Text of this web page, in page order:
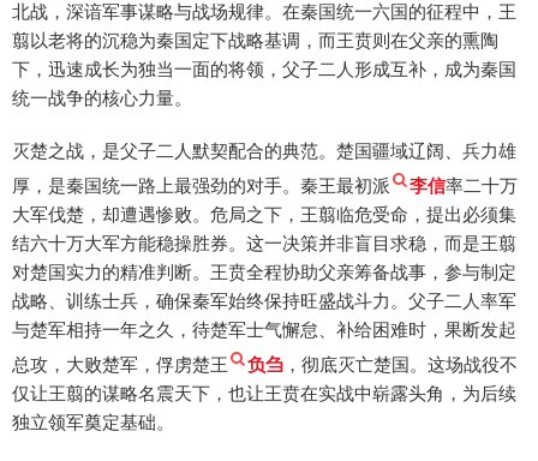
北战，深谙军事谋略与战场规律。在秦国统一六国的征程中，王
翦以老将的沉稳为秦国定下战略基调，而王贲则在父亲的熏陶
下，迅速成长为独当一面的将领，父子二人形成互补，成为秦国
统一战争的核心力量。
灭楚之战，是父子二人默契配合的典范。楚国疆域辽阔、兵力雄
厚，是秦国统一路上最强劲的对手。秦王最初派
李信率二十万
大军伐楚，却遭遇惨败。危局之下，王翦临危受命，提出必须集
结六十万大军方能稳操胜券。这一决策并非盲目求稳，而是王翦
对楚国实力的精准判断。王贲全程协助父亲筹备战事，参与制定
战略、训练士兵，确保秦军始终保持旺盛战斗力。父子二人率军
与楚军相持一年之久，待楚军士气懈怠、补给困难时，果断发起
总攻，大败楚军，俘虏楚王
负刍 ，彻底灭亡楚国。这场战役不
仅让王翦的谋略名震天下，也让王贲在实战中崭露头角，为后续
独立领军奠定基础。